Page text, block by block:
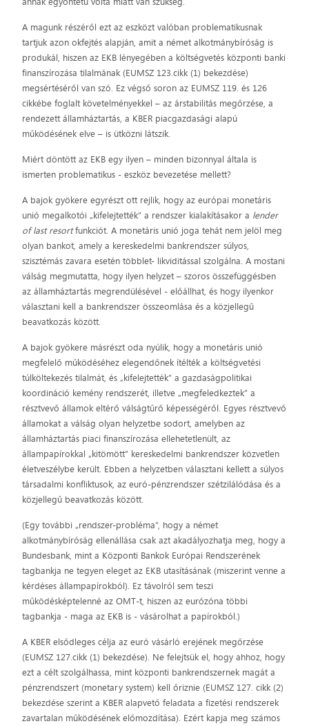
A magunk részéről ezt az eszközt valóban problematikusnak
tartjuk azon okfejtés alapján, amit a német alkotmánybíróság is
produkál, hiszen az EKB lényegében a költségvetés központi banki
finanszírozása tilalmának (EUMSZ 123.cikk (1) bekezdése)
megsértéséről van szó. Ez végső soron az EUMSZ 119. és 126
cikkébe foglalt követelményekkel – az árstabilitás megőrzése, a
rendezett államháztartás, a KBER piacgazdasági alapú
működésének elve – is ütközni látszik.
Miért döntött az EKB egy ilyen – minden bizonnyal általa is
ismerten problematikus - eszköz bevezetése mellett?
A bajok gyökere egyrészt ott rejlik, hogy az európai monetáris
unió megalkotói „kifelejtették” a rendszer kialakításakor a lender
of last resortfunkciót. A monetáris unió joga tehát nem jelöl meg
olyan bankot, amely a kereskedelmi bankrendszer súlyos,
szisztémás zavara esetén többlet- likviditással szolgálna. A mostani
válság megmutatta, hogy ilyen helyzet – szoros összefüggésben
az államháztartás megrendülésével - előállhat, és hogy ilyenkor
választani kell a bankrendszer összeomlása és a közjellegű
beavatkozás között.
A bajok gyökere másrészt oda nyúlik, hogy a monetáris unió
megfelelő működéséhez elegendőnek ítélték a költségvetési
túlköltekezés tilalmát, és „kifelejtették” a gazdaságpolitikai
koordináció kemény rendszerét, illetve „megfeledkeztek” a
résztvevő államok eltérő válságtűrő képességéről. Egyes résztvevő
államokat a válság olyan helyzetbe sodort, amelyben az
államháztartás piaci finanszírozása ellehetetlenült, az
állampapírokkal „kitömött” kereskedelmi bankrendszer közvetlen
életveszélybe került. Ebben a helyzetben választani kellett a súlyos
társadalmi konfliktusok, az euró-pénzrendszer szétzilálódása és a
közjellegű beavatkozás között.
(Egy további „rendszer-probléma”, hogy a német
alkotmánybíróság ellenállása csak azt akadályozhatja meg, hogy a
Bundesbank, mint a Központi Bankok Európai Rendszerének
tagbankja ne tegyen eleget az EKB utasításának (miszerint venne a
kérdéses állampapírokból). Ez távolról sem teszi
működésképtelenné az OMT-t, hiszen az eurózóna többi
tagbankja - maga az EKB is - vásárolhat a papírokból.)
A KBER elsődleges célja az euró vásárló erejének megőrzése
(EUMSZ 127.cikk (1) bekezdése). Ne felejtsük el, hogy ahhoz, hogy
ezt a célt szolgálhassa, mint központi bankrendszernek magát a
pénzrendszert (monetary system) kell őriznie (EUMSZ 127. cikk (2)
bekezdése szerint a KBER alapvető feladata a fizetési rendszerek
zavartalan működésének előmozdítása). Ezért kapja meg számos